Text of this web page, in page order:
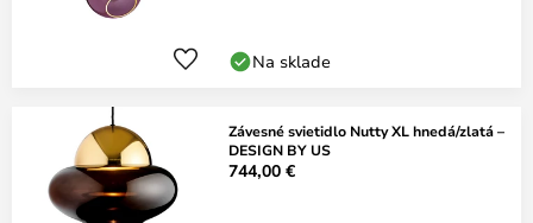
Na sklade
Závesné svietidlo Nutty XL hnedá/zlatá –
DESIGN BY US
744,00 €